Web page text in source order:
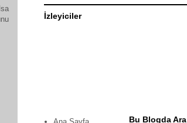
İzleyiciler
Ana Sayfa Bu Blogda Ara